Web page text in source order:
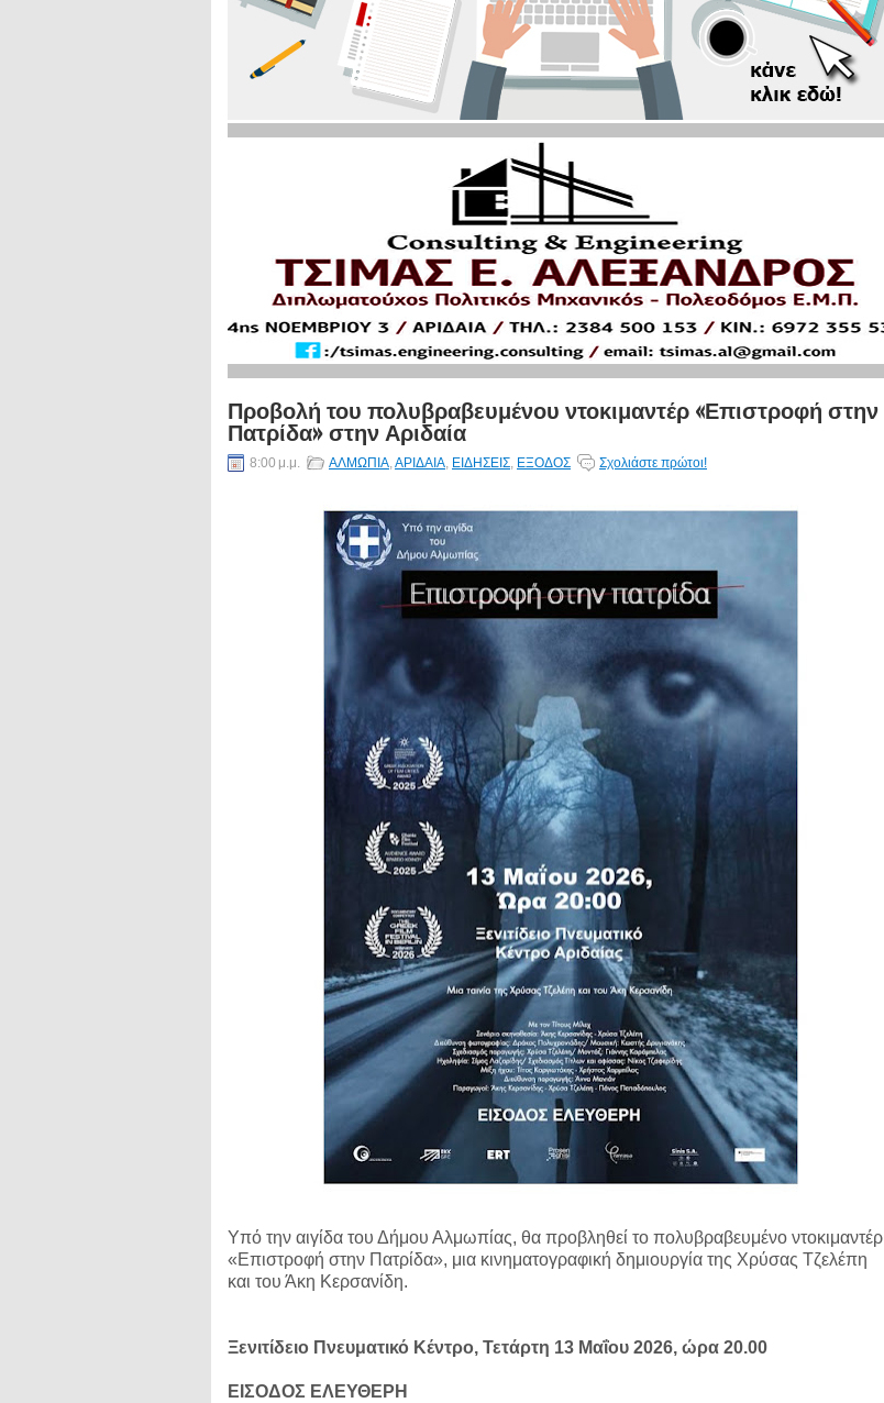
Προβολή του πολυβραβευμένου ντοκιμαντέρ «Επιστροφή στην
Πατρίδα» στην Αριδαία
8:00 μ.μ. ΑΛΜΩΠΙΑ,ΑΡΙΔΑΙΑ, ΕΙΔΗΣΕΙΣ, ΕΞΟΔΟΣ Σχολιάστε πρώτοι!
Υπό την αιγίδα του Δήμου Αλμωπίας, θα προβληθεί το πολυβραβευμένο ντοκιμαντέρ
«Επιστροφή στην Πατρίδα», μια κινηματογραφική δημιουργία της Χρύσας Τζελέπη
και του Άκη Κερσανίδη.
Ξενιτίδειο Πνευματικό Κέντρο, Τετάρτη 13 Μαΐου 2026, ώρα 20.00
ΕΙΣΟΔΟΣ ΕΛΕΥΘΕΡΗ